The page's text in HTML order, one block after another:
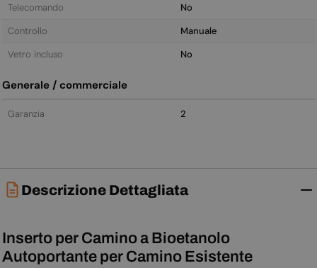
Telecomando
No
Controllo
Manuale
Vetro incluso
No
Generale / commerciale
Garanzia 2
Descrizione Dettagliata
Inserto per Camino a Bioetanolo
Autoportante per Camino Esistente